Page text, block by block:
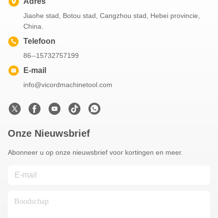
Jiaohe stad, Botou stad, Cangzhou stad, Hebei provincie,
China.
Telefoon
86--15732757199
E-mail
info@vicordmachinetool.com
Onze Nieuwsbrief
Abonneer u op onze nieuwsbrief voor kortingen en meer.